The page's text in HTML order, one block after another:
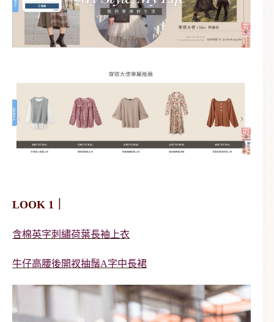
LOOK 1｜
含棉英字刺繡荷葉長袖上衣
牛仔高腰後開衩抽鬚A字中長裙